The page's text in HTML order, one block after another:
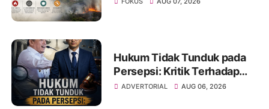
Hukum Tidak Tunduk pada
Persepsi: Kritik Terhadap
Monopoli Kebenaran oleh
ADVERTORIAL AUG 06, 2026